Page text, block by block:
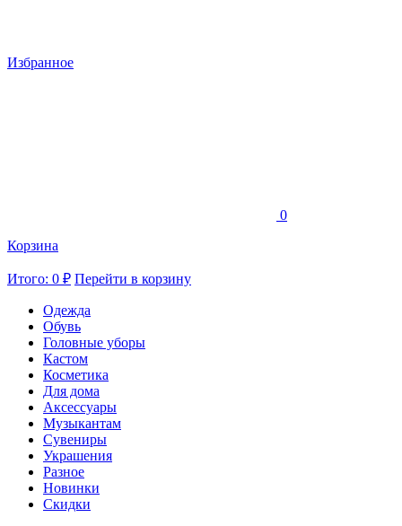
Избранное
0
Корзина
Итого: 0 ₽ Перейти в корзину
Одежда
Обувь
Головные уборы
Кастом
Косметика
Для дома
Аксессуары
Музыкантам
Сувениры
Украшения
Разное
Новинки
Скидки